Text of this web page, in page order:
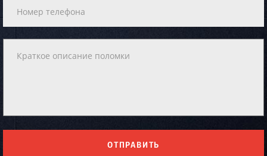
ОТПРАВИТЬ